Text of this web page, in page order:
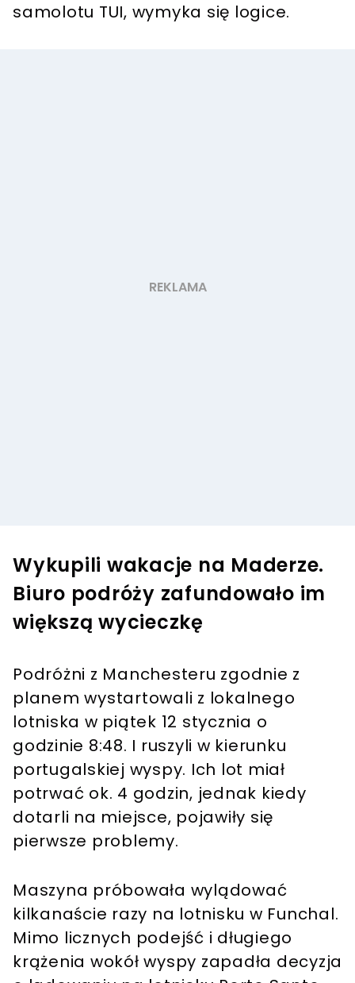
samolotu TUI, wymyka się logice.
Wykupili wakacje na Maderze.
Biuro podróży zafundowało im
większą wycieczkę
Podróżni z Manchesteru zgodnie z
planem wystartowali z lokalnego
lotniska w piątek 12 stycznia o
godzinie 8:48. I ruszyli w kierunku
portugalskiej wyspy. Ich lot miał
potrwać ok. 4 godzin, jednak kiedy
dotarli na miejsce, pojawiły się
pierwsze problemy.
Maszyna próbowała wylądować
kilkanaście razy na lotnisku w Funchal.
Mimo licznych podejść i długiego
krążenia wokół wyspy zapadła decyzja